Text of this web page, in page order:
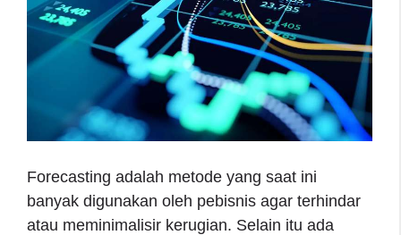
Forecasting adalah metode yang saat ini
banyak digunakan oleh pebisnis agar terhindar
atau meminimalisir kerugian. Selain itu ada